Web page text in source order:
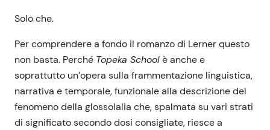
Solo che.
Per comprendere a fondo il romanzo di Lerner questo
non basta. Perché Topeka Schoolè anche e
soprattutto un’opera sulla frammentazione linguistica,
narrativa e temporale, funzionale alla descrizione del
fenomeno della glossolalia che, spalmata su vari strati
di significato secondo dosi consigliate, riesce a